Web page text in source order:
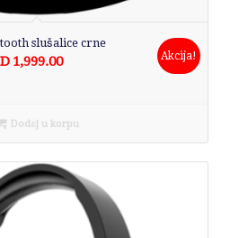
slušalice crne
1,999.00Trenutna
RSD1,999.00.
Akcija!
Dodaj u korpu